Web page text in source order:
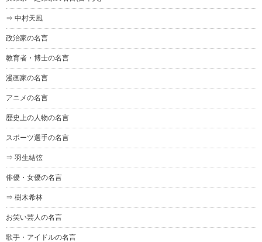
⇒ 中村天風
政治家の名言
教育者・博士の名言
漫画家の名言
アニメの名言
歴史上の人物の名言
スポーツ選手の名言
⇒ 羽生結弦
俳優・女優の名言
⇒ 樹木希林
お笑い芸人の名言
歌手・アイドルの名言